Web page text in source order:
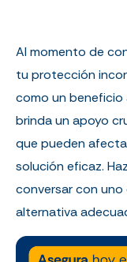
Al momento de
tu protección
como un beneficio
brinda un apoyo
que pueden
solución eficaz.
conversar con uno
alternativa